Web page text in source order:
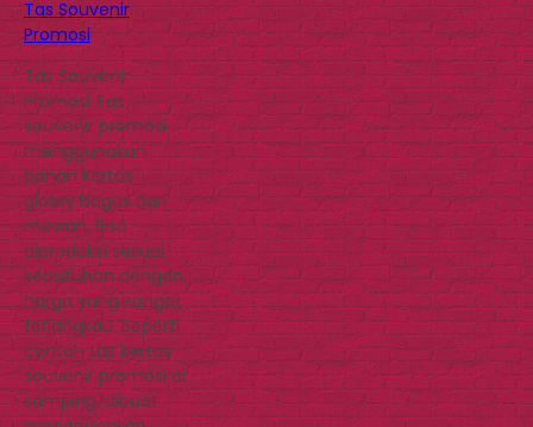
Tas Souvenir
Promosi
Tas Souvenir
Promosi Tas
souvenir promosi
menggunakan
bahan kertas
glossy bagus dan
mewah. Bisa
diproduksi sesuai
kebutuhan dengan
harga yang sangat
terjangkau. Seperti
contoh tas kertas
souvenir promosi di
samping, dibuat